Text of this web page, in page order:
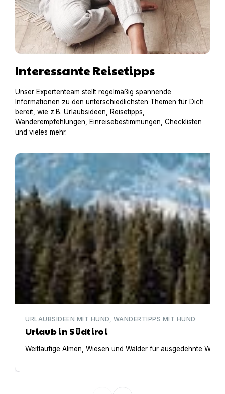
Interessante Reisetipps
Unser Expertenteam stellt regelmäßig spannende
Informationen zu den unterschiedlichsten Themen für Dich
bereit, wie z.B. Urlaubsideen, Reisetipps,
Wanderempfehlungen, Einreisebestimmungen, Checklisten
und vieles mehr.
Urlaub in Südtirol
URLAUBSIDEEN MIT HUND, WANDERTIPPS MIT HUND
Urlaub in Südtirol
Weitläufige Almen, Wiesen und Wälder für ausgedehnte